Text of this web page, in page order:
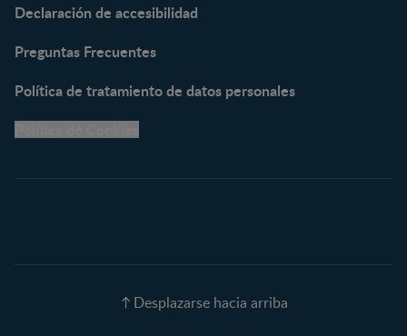
NESCARE®
Herramientas
Calculadora de color de
Declaración de accesibilidad
Preguntas Frecuentes
Política de tratamiento de datos personales
Desplazarse hacia arriba